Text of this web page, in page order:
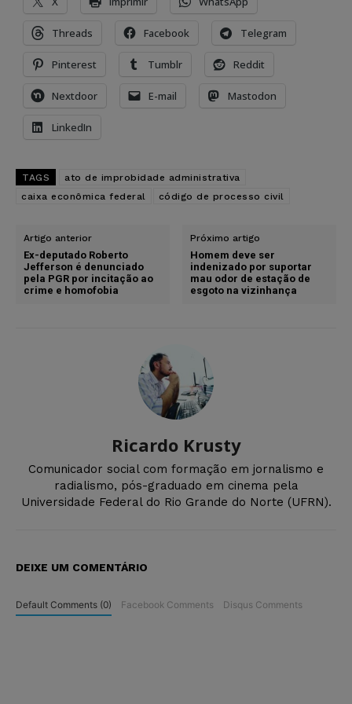
Threads Facebook Telegram
Pinterest Tumblr Reddit
Nextdoor E-mail Mastodon
LinkedIn
TAGS
ato de improbidade administrativa
caixa econômica federal
código de processo civil
Artigo anterior
Ex-deputado Roberto
Jefferson é denunciado
pela PGR por incitação ao
crime e homofobia
Próximo artigo
Homem deve ser
indenizado por suportar
mau odor de estação de
esgoto na vizinhança
Ricardo Krusty
Comunicador social com formação em jornalismo e
radialismo, pós-graduado em cinema pela
Universidade Federal do Rio Grande do Norte (UFRN).
DEIXE UM COMENTÁRIO
Default Comments (0) Facebook Comments Disqus Comments